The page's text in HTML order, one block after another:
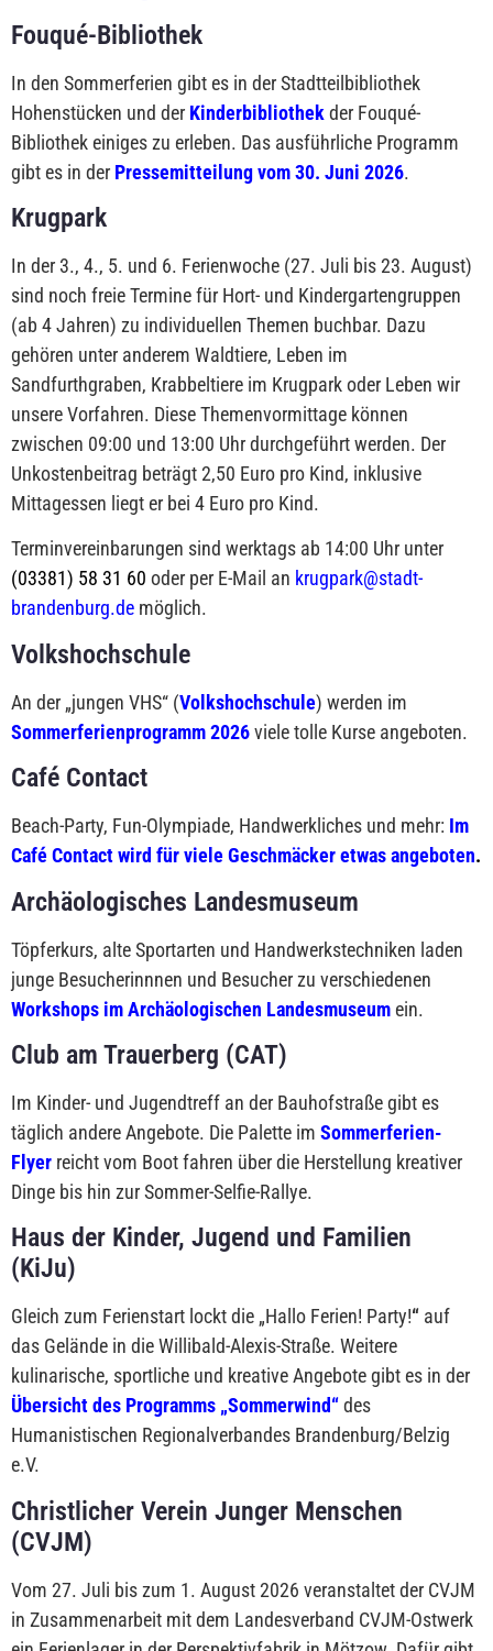
Fouqué-Bibliothek
In den Sommerferien gibt es in der Stadtteilbibliothek
Hohenstücken und der Kinderbibliothekder Fouqué-
Bibliothek einiges zu erleben. Das ausführliche Programm
gibt es in der Pressemitteilung vom 30. Juni 2026.
Krugpark
In der 3., 4., 5. und 6. Ferienwoche (27. Juli bis 23. August)
sind noch freie Termine für Hort- und Kindergartengruppen
(ab 4 Jahren) zu individuellen Themen buchbar. Dazu
gehören unter anderem Waldtiere, Leben im
Sandfurthgraben, Krabbeltiere im Krugpark oder Leben wir
unsere Vorfahren. Diese Themenvormittage können
zwischen 09:00 und 13:00 Uhr durchgeführt werden. Der
Unkostenbeitrag beträgt 2,50 Euro pro Kind, inklusive
Mittagessen liegt er bei 4 Euro pro Kind.
Terminvereinbarungen sind werktags ab 14:00 Uhr unter
(03381) 58 31 60 oder per E-Mail an krugpark@stadt-
brandenburg.de möglich.
Volkshochschule
An der „jungen VHS“ (Volkshochschule) werden im
Sommerferienprogramm 2026viele tolle Kurse angeboten.
Café Contact
Beach-Party, Fun-Olympiade, Handwerkliches und mehr: Im
Café Contact wird für viele Geschmäcker etwas angeboten.
Archäologisches Landesmuseum
Töpferkurs, alte Sportarten und Handwerkstechniken laden
junge Besucherinnnen und Besucher zu verschiedenen
Workshops im Archäologischen Landesmuseumein.
Club am Trauerberg (CAT)
Im Kinder- und Jugendtreff an der Bauhofstraße gibt es
täglich andere Angebote. Die Palette im Sommerferien-
Flyer reicht vom Boot fahren über die Herstellung kreativer
Dinge bis hin zur Sommer-Selfie-Rallye.
Haus der Kinder, Jugend und Familien
(KiJu)
Gleich zum Ferienstart lockt die „Hallo Ferien! Party!“ auf
das Gelände in die Willibald-Alexis-Straße. Weitere
kulinarische, sportliche und kreative Angebote gibt es in der
Übersicht des Programms „Sommerwind“des
Humanistischen Regionalverbandes Brandenburg/Belzig
e.V.
Christlicher Verein Junger Menschen
(CVJM)
Vom 27. Juli bis zum 1. August 2026 veranstaltet der CVJM
in Zusammenarbeit mit dem Landesverband CVJM-Ostwerk